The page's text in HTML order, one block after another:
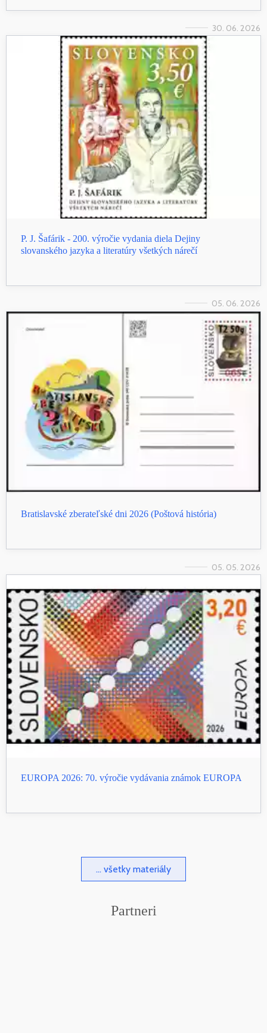
30. 06. 2026
P. J. Šafárik - 200. výročie vydania diela Dejiny
slovanského jazyka a literatúry všetkých nárečí
05. 06. 2026
Bratislavské zberateľské dni 2026 (Poštová história)
05. 05. 2026
EUROPA 2026: 70. výročie vydávania známok EUROPA
... všetky materiály
Partneri